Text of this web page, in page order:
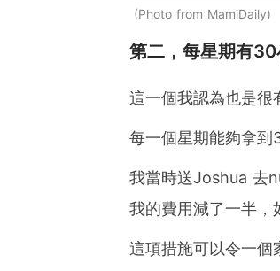
Photo from MamiDaily
第二，每星期有
這一個我認為也是很
每一個星期能夠拿到
我當時送Joshua 去
我的費用減了一半，
這項措施可以令一個